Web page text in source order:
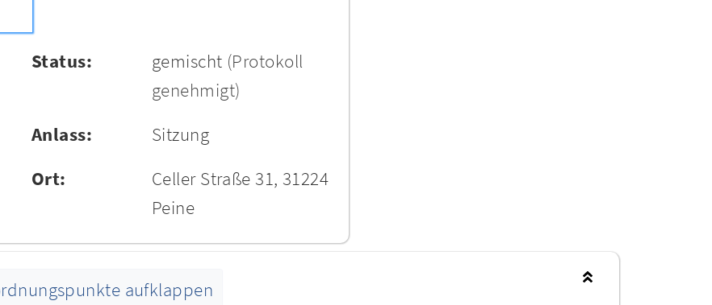
Status: gemischt (Protokoll
genehmigt)
Anlass:
Sitzung
Ort:
Celler Straße 31, 31224
Peine
aufklappen